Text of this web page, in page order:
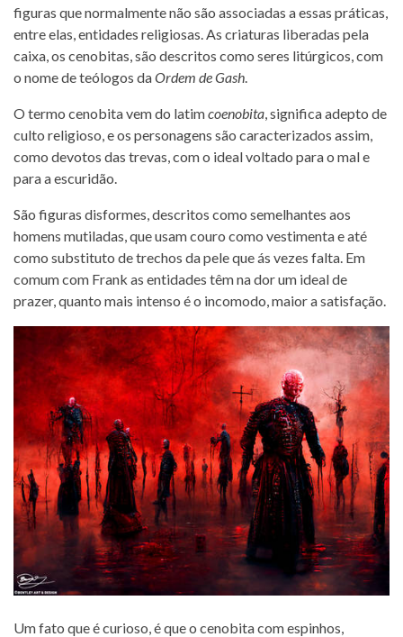
figuras que normalmente não são associadas a essas práticas,
entre elas, entidades religiosas. As criaturas liberadas pela
caixa, os cenobitas, são descritos como seres litúrgicos, com
o nome de teólogos daOrdem de Gash.
O termo cenobita vem do latimcoenobita, significa adepto de
culto religioso, e os personagens são caracterizados assim,
como devotos das trevas, com o ideal voltado para o mal e
para a escuridão.
São figuras disformes, descritos como semelhantes aos
homens mutiladas, que usam couro como vestimenta e até
como substituto de trechos da pele que ás vezes falta. Em
comum com Frank as entidades têm na dor um ideal de
prazer, quanto mais intenso é o incomodo, maior a satisfação.
Um fato que é curioso, é que o cenobita com espinhos,